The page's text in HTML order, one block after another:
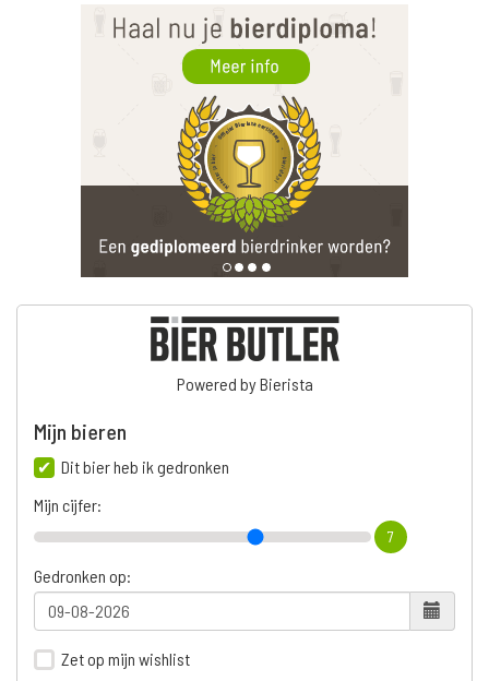
Powered by Bierista
Mijn bieren
Dit bier heb ik gedronken
Mijn cijfer:
7
Gedronken op:
Zet op mijn wishlist